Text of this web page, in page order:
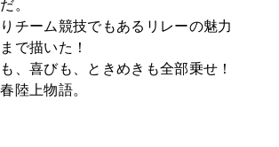
チーム競技でもあるリレーの魅力
で描いた！
、喜びも、ときめきも全部乗せ！
陸上物語。